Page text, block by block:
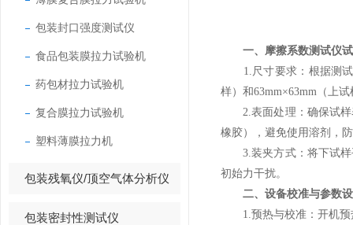
包装封口强度测试仪
食品包装膜拉力试验机
药包材拉力试验机
复合膜拉力试验机
塑料薄膜拉力机
包装残氧仪/顶空气体分析仪
包装密封性测试仪
一、摩擦系数测试仪
1.尺寸要求：根据测试
样）和63mm×63mm（上
2.表面处理：确保试样
橡胶），避免使用溶剂，
3.装夹方式：将下试样
初始力干扰。
二、设备校准与参数
1.预热与校准：开机预热